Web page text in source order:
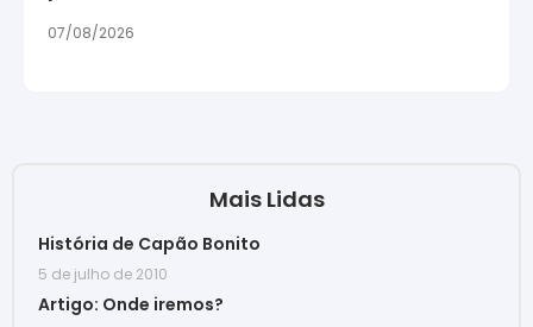
07/08/2026
Mais Lidas
História de Capão Bonito
5 de julho de 2010
Artigo: Onde iremos?